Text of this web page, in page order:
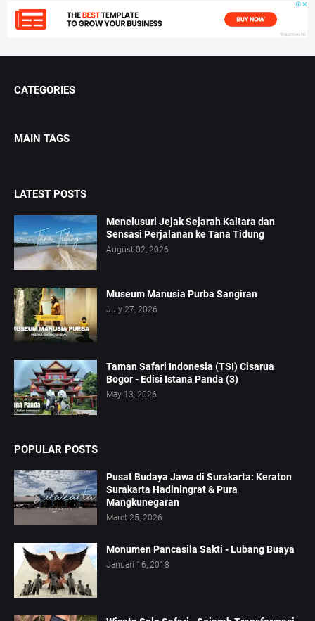
CATEGORIES
MAIN TAGS
LATEST POSTS
Menelusuri Jejak Sejarah Kaltara dan
Sensasi Perjalanan ke Tana Tidung
August 02, 2026
Museum Manusia Purba Sangiran
July 27, 2026
Taman Safari Indonesia (TSI) Cisarua
Bogor - Edisi Istana Panda (3)
May 13, 2026
POPULAR POSTS
Pusat Budaya Jawa di Surakarta: Keraton
Surakarta Hadiningrat & Pura
Mangkunegaran
Maret 25, 2026
Monumen Pancasila Sakti - Lubang Buaya
Januari 16, 2018